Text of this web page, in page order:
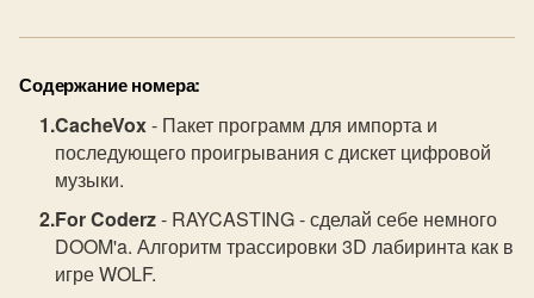
Содержание номера:
CacheVox- Пакет программ для импорта и
последующего проигрывания с дискет цифровой
музыки.
For Coderz- RAYCASTING - сделай себе немного
DOOM'a. Алгоритм трассировки 3D лабиринта как в
игре WOLF.